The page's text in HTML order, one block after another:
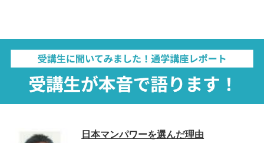
日本マンパワーを選んだ理由